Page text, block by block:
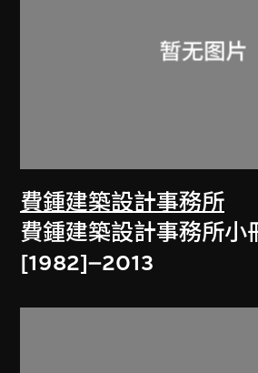
費鍾建築設計事務所
費鍾建築設計事務所小
[1982]–2013